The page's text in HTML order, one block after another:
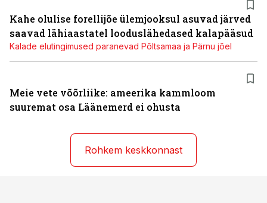
Kahe olulise forellijõe ülemjooksul asuvad järved
saavad lähiaastatel looduslähedased kalapääsud
Kalade elutingimused paranevad Põltsamaa ja Pärnu jõel
Meie vete võõrliike: ameerika kammloom
suuremat osa Läänemerd ei ohusta
Rohkem keskkonnast